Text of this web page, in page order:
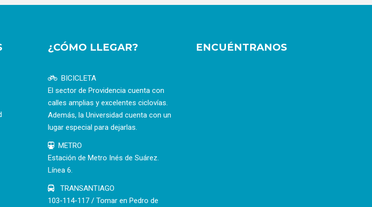
¿CÓMO LLEGAR?
BICICLETA
El sector de Providencia cuenta con
calles amplias y excelentes ciclovías.
Además, la Universidad cuenta con un
lugar especial para dejarlas.
METRO
Estación de Metro Inés de Suárez.
Línea 6.
TRANSANTIAGO
103-114-117 / Tomar en Pedro de
ENCUÉNTRANOS